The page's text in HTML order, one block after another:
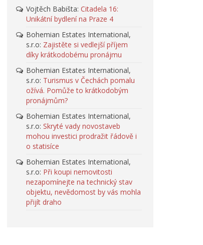
Vojtěch Babišta:Citadela 16:
Unikátní bydlení na Praze 4
Bohemian Estates International,
s.r.o: Zajistěte si vedlejší příjem
díky krátkodobému pronájmu
Bohemian Estates International,
s.r.o: Turismus v Čechách pomalu
ožívá. Pomůže to krátkodobým
pronájmům?
Bohemian Estates International,
s.r.o:Skryté vady novostaveb
mohou investici prodražit řádově i
o statisíce
Bohemian Estates International,
s.r.o: Při koupi nemovitosti
nezapomínejte na technický stav
objektu, nevědomost by vás mohla
přijít draho